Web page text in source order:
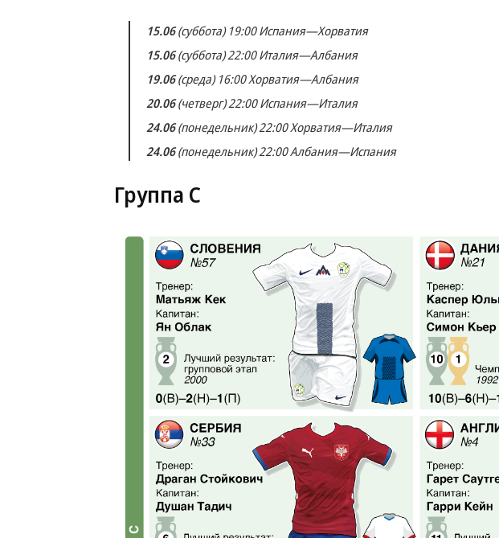
15.06(суббота) 19:00 Испания—Хорватия
15.06(суббота) 22:00 Италия—Албания
19.06(среда) 16:00 Хорватия—Албания
20.06(четверг) 22:00 Испания—Италия
24.06(понедельник) 22:00 Хорватия—Италия
24.06(понедельник) 22:00 Албания—Испания
Группа C